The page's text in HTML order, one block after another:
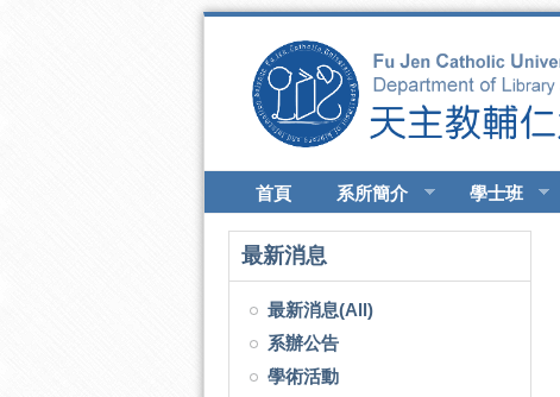
首頁 系所簡介 學士班
最新消息
最新消息(All)
系辦公告
學術活動